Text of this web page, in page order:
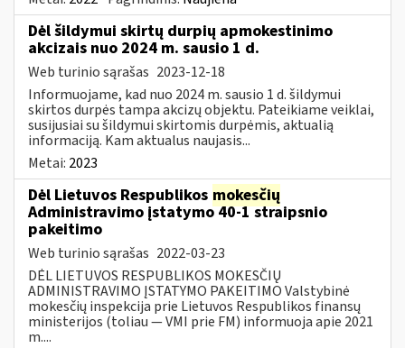
Dėl šildymui skirtų durpių apmokestinimo
akcizais nuo 2024 m. sausio 1 d.
Web turinio sąrašas 2023-12-18
Informuojame, kad nuo 2024 m. sausio 1 d. šildymui
skirtos durpės tampa akcizų objektu. Pateikiame veiklai,
susijusiai su šildymui skirtomis durpėmis, aktualią
informaciją. Kam aktualus naujasis...
Metai: 2023
Dėl Lietuvos Respublikos mokesčių
Administravimo įstatymo 40-1 straipsnio
pakeitimo
Web turinio sąrašas 2022-03-23
DĖL LIETUVOS RESPUBLIKOS MOKESČIŲ
ADMINISTRAVIMO ĮSTATYMO PAKEITIMO Valstybinė
mokesčių inspekcija prie Lietuvos Respublikos finansų
ministerijos (toliau — VMI prie FM) informuoja apie 2021
m....